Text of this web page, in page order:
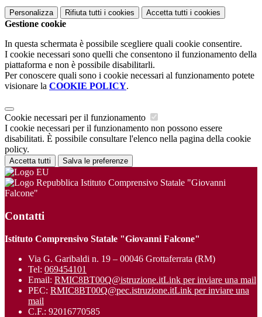
Personalizza Rifiuta tutti i cookies Accetta tutti i cookies
Gestione cookie
In questa schermata è possibile scegliere quali cookie consentire.
I cookie necessari sono quelli che consentono il funzionamento della
piattaforma e non è possibile disabilitarli.
Per conoscere quali sono i cookie necessari al funzionamento potete
visionare la COOKIE POLICY.
Cookie necessari per il funzionamento
I cookie necessari per il funzionamento non possono essere
disabilitati. È possibile consultare l'elenco nella pagina della cookie
policy.
Accetta tutti Salva le preferenze
Istituto Comprensivo Statale "Giovanni
Falcone"
Contatti
Istituto Comprensivo Statale "Giovanni Falcone"
Via G. Garibaldi n. 19 – 00046 Grottaferrata (RM)
Tel: 069454101
Email: RMIC8BT00Q@istruzione.itLink per inviare una mail
PEC: RMIC8BT00Q@pec.istruzione.itLink per inviare una
mail
C.F.: 92016770585